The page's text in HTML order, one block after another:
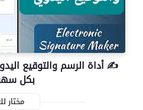
✍️ أداة الرسم والتوقيع
بكل
مختار